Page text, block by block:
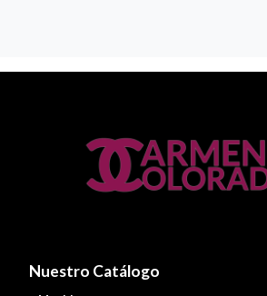
Nuestro Catálogo